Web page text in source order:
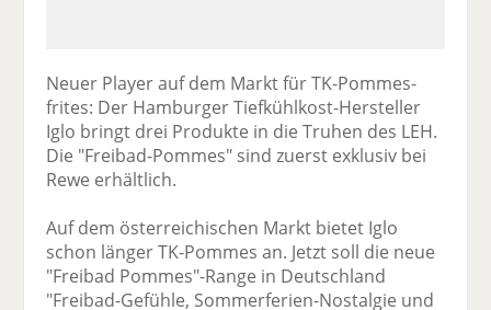
Neuer Player auf dem Markt für TK-Pommes-
frites: Der Hamburger Tiefkühlkost-Hersteller
Iglo bringt drei Produkte in die Truhen des LEH.
Die "Freibad-Pommes" sind zuerst exklusiv bei
Rewe erhältlich.
Auf dem österreichischen Markt bietet Iglo
schon länger TK-Pommes an. Jetzt soll die neue
"Freibad Pommes"-Range in Deutschland
"Freibad-Gefühle, Sommerferien-Nostalgie und